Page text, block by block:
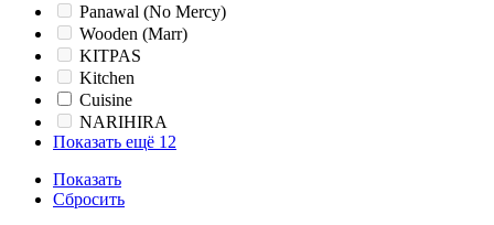
Panawal (No Mercy)
Wooden (Marr)
KITPAS
Kitchen
Cuisine
NARIHIRA
Показать ещё 12
Показать
Сбросить